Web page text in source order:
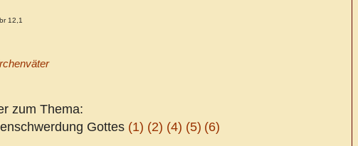
12,1
zum Thema:
Gottes (1) (2) (4) (5) (6)